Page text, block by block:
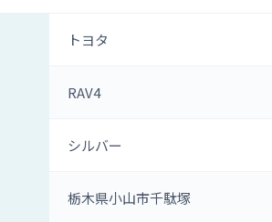
トヨタ
RAV4
シルバー
栃木県小山市千駄塚